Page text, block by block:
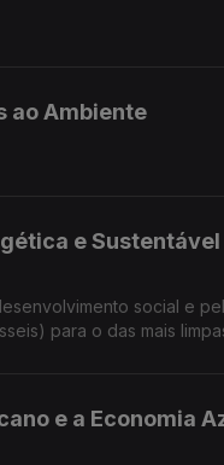
ao Ambiente
e
social e
para o das mais
e a Economia